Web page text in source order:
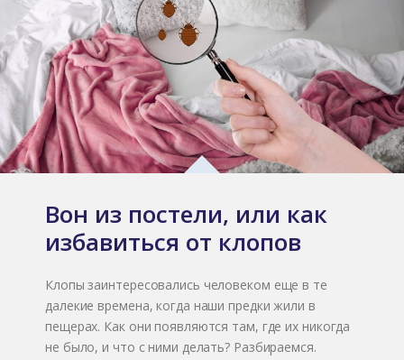
Вон из постели, или как
избавиться от клопов
Клопы заинтересовались человеком еще в те
далекие времена, когда наши предки жили в
пещерах. Как они появляются там, где их никогда
не было, и что с ними делать? Разбираемся.